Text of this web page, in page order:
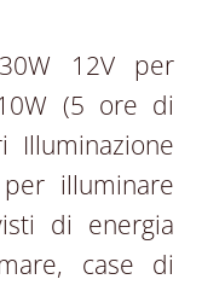
12V per
(5 ore di
Illuminazione
illuminare
di energia
case di